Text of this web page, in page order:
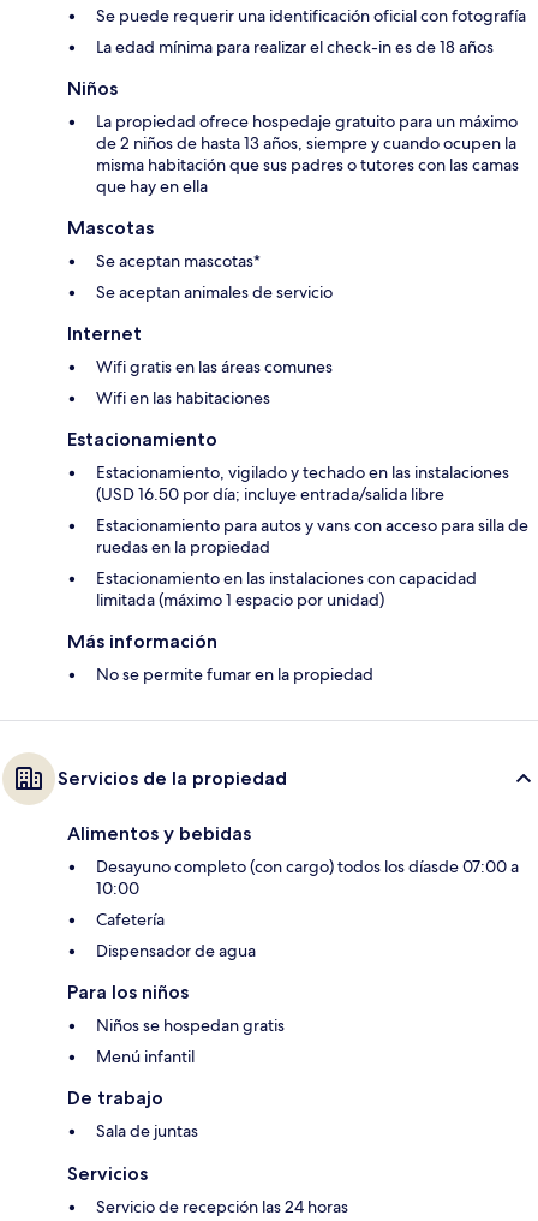
Se puede requerir una identificación oficial con fotografía
La edad mínima para realizar el check-in es de 18 años
Niños
La propiedad ofrece hospedaje gratuito para un máximo
de 2 niños de hasta 13 años, siempre y cuando ocupen la
misma habitación que sus padres o tutores con las camas
que hay en ella
Mascotas
Se aceptan mascotas*
Se aceptan animales de servicio
Internet
Wifi gratis en las áreas comunes
Wifi en las habitaciones
Estacionamiento
Estacionamiento, vigilado y techado en las instalaciones
(USD 16.50 por día; incluye entrada/salida libre
Estacionamiento para autos y vans con acceso para silla de
ruedas en la propiedad
Estacionamiento en las instalaciones con capacidad
limitada (máximo 1 espacio por unidad)
Más información
No se permite fumar en la propiedad
Servicios de la propiedad
Alimentos y bebidas
Desayuno completo (con cargo) todos los díasde 07:00 a
10:00
Cafetería
Dispensador de agua
Para los niños
Niños se hospedan gratis
Menú infantil
De trabajo
Sala de juntas
Servicios
Servicio de recepción las 24 horas